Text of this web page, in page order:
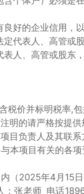
良好的企业信用
定代表人、高管
人、高管或股东
税价并标明税率,
明的请严格按提供
目负责人及其联系
本项目有关的各项
（2025年4月15
：张老师 电话